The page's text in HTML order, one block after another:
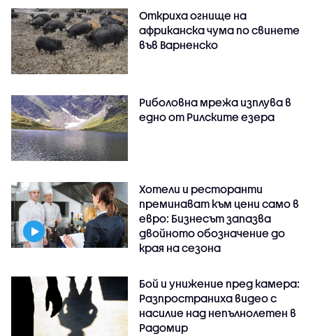
Откриха огнище на
африканска чума по свинете
във Варненско
Риболовна мрежа изплува в
едно от Рилските езера
Хотели и ресторанти
преминават към цени само в
евро: Бизнесът запазва
двойното обозначение до
края на сезона
Бой и унижение пред камера:
Разпространиха видео с
насилие над непълнолетен в
Радомир